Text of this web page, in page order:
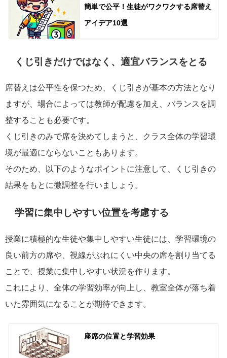
簡単で公平！生徒がワクワクする席替え
アイデア10選
くじ引きだけではなく、適宜バランスをとる
席替えは公平性を保つため、くじ引きが基本の方法となり
ますが、場合によっては教師が配慮を加え、バランスを調
整することも必要です。
くじ引きのみで席を決めてしまうと、クラス全体の学習環
境が最適にならないこともあります。
そのため、以下のようなポイントに注意して、くじ引きの
結果をもとに微調整を行いましょう。
学習に集中しやすい位置を考慮する
授業に積極的な生徒や集中しやすい生徒には、学習環境の
良い前方の席や、視線がぶれにくい中央の席を割り当てる
ことで、授業に集中しやすい状況を作ります。
これにより、全体の学習効率が向上し、教室全体が落ち着
いた雰囲気になることが期待できます。
座席の位置と学習効果